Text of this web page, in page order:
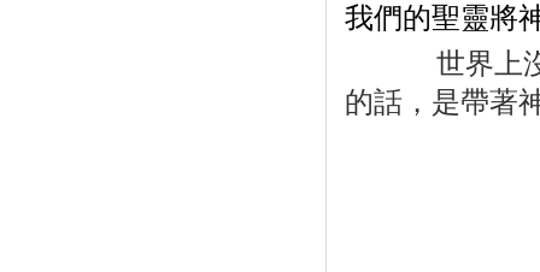
我們的聖靈將
世界上沒
的話，是帶著